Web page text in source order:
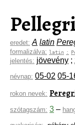
eredet: A latin
formalizálva: latin :
jelentés: jövevény ;
névnap: 05-02 05-
rokon nevek:
szótagszám: 3 –